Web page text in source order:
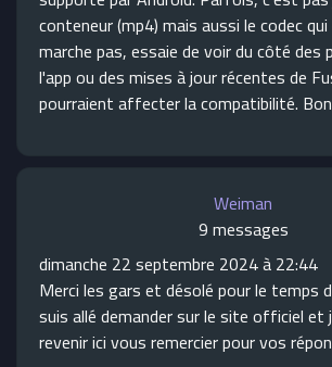
conteneur (mp4) mais aussi le codec
marche pas, essaie de voir du côté des
l'app ou des mises à jour récentes de
pourraient affecter la compatibilité.
Weiman
9 messages
dimanche 22 septembre 2024 à 22:44
Merci les gars et désolé pour le temps
suis allé demander sur le site officiel et
revenir ici vous remercier pour vos